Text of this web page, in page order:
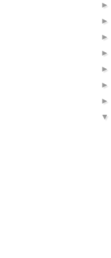
►
►
►
►
►
►
►
▼